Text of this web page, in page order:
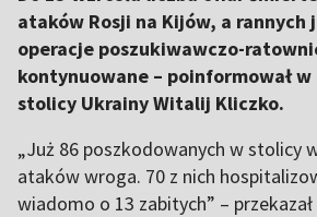
ataków Rosji na Kijów, a rannych
operacje poszukiwawczo-
kontynuowane – poinformował
stolicy Ukrainy Witalij Kliczko.
„Już 86 poszkodowanych w stolicy
ataków wroga. 70 z nich
wiadomo o 13 zabitych” –